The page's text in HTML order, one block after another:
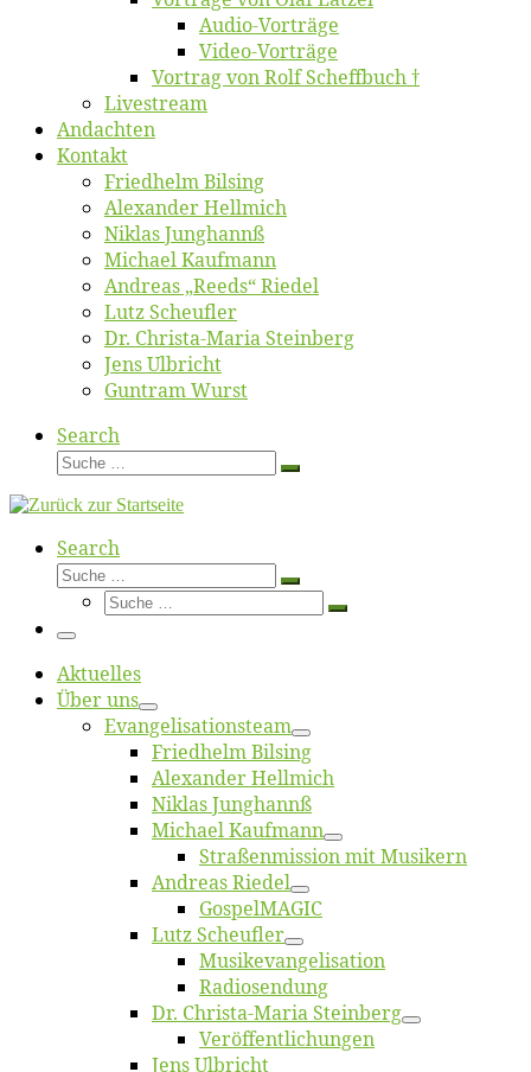
Au­dio-Vor­trä­ge
Vi­deo-Vor­trä­ge
Vor­trag von Rolf Scheffbuch †
Live­stream
An­dach­ten
Kon­takt
Fried­helm Bilsing
Alex­an­der Hellmich
Ni­klas Junghannß
Mi­cha­el Kaufmann
An­dre­as „Reeds“ Riedel
Lutz Scheuf­ler
Dr. Chris­­ta-Ma­ria Steinberg
Jens Ulb­richt
Gun­tram Wurst
Search
Suche
Suche
Search
Suche
Suche
Suche
Suche
Menü
Ak­tu­el­les
Über uns
Evangelisa­tions­team
Fried­helm Bilsing
Alex­an­der Hellmich
Ni­klas Junghannß
Mi­cha­el Kaufmann
Straßenmis­sion mit Musikern
An­dre­as Riedel
Gos­pel­MA­GIC
Lutz Scheuf­ler
Musikevan­ge­li­sa­tion
Ra­dio­sen­dung
Dr. Chris­­ta-Ma­ria Steinberg
Ver­öf­fent­li­chun­gen
Jens Ulb­richt